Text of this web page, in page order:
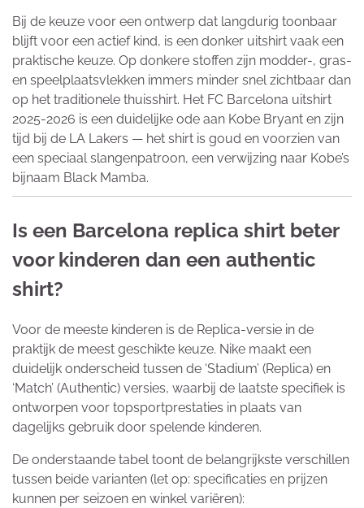
Bij de keuze voor een ontwerp dat langdurig toonbaar
blijft voor een actief kind, is een donker uitshirt vaak een
praktische keuze. Op donkere stoffen zijn modder-, gras-
en speelplaatsvlekken immers minder snel zichtbaar dan
op het traditionele thuisshirt. Het FC Barcelona uitshirt
2025-2026 is een duidelijke ode aan Kobe Bryant en zijn
tijd bij de LA Lakers — het shirt is goud en voorzien van
een speciaal slangenpatroon, een verwijzing naar Kobe’s
bijnaam Black Mamba.
Is een Barcelona replica shirt beter
voor kinderen dan een authentic
shirt?
Voor de meeste kinderen is de Replica-versie in de
praktijk de meest geschikte keuze. Nike maakt een
duidelijk onderscheid tussen de ‘Stadium’ (Replica) en
‘Match’ (Authentic) versies, waarbij de laatste specifiek is
ontworpen voor topsportprestaties in plaats van
dagelijks gebruik door spelende kinderen.
De onderstaande tabel toont de belangrijkste verschillen
tussen beide varianten (let op: specificaties en prijzen
kunnen per seizoen en winkel variëren):